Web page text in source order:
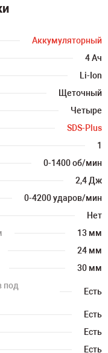
Аккумуляторный
4 Ач
Li-Ion
Щеточный
Четыре
SDS-Plus
1
0-1400 об/мин
2,4 Дж
0-4200 ударов/мин
Нет
13 мм
24 мм
30 мм
под
Есть
Есть
Есть
Есть